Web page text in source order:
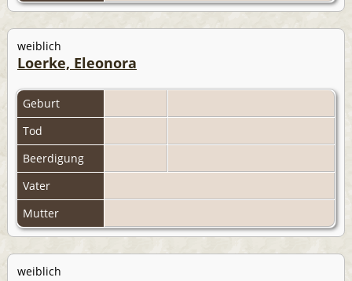
weiblich
Loerke, Eleonora
Geburt
Tod
Beerdigung
Vater
Mutter
weiblich